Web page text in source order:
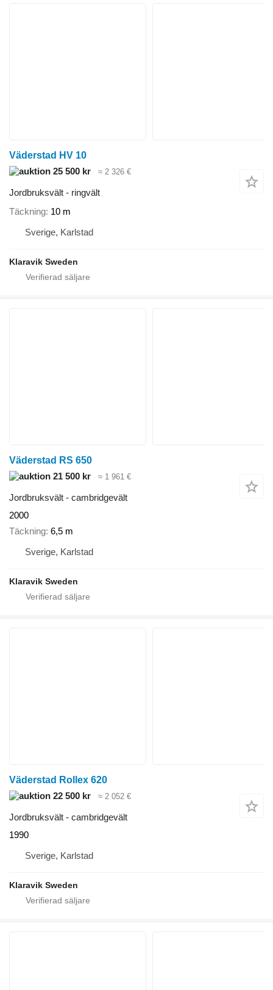
Väderstad HV 10
25 500 kr
≈ 2 326 €
Jordbruksvält - ringvält
Täckning 10 m
Sverige, Karlstad
Klaravik Sweden
Väderstad RS 650
21 500 kr
≈ 1 961 €
Jordbruksvält - cambridgevält
2000
Täckning 6,5 m
Sverige, Karlstad
Klaravik Sweden
Väderstad Rollex 620
22 500 kr
≈ 2 052 €
Jordbruksvält - cambridgevält
1990
Sverige, Karlstad
Klaravik Sweden